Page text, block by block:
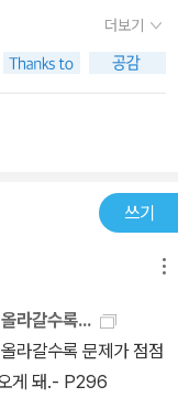
를, 자오선을, 위도선
자유를 가지고 있다.
다.어떤 일을 하든 주
이나 현상에 대한 애
한 애정을 토대로유태
용해 프리모 레비만
많은 물질적 풍요와 과
프리모 레비의 주기
될 것 같다. 물질의
성 역시 크게 변하지
든 요소들이 한 개체
학물질이 이루고 있
적으로 연결되어 있
더보기
쓰기
라갈수록...
라갈수록 문제가 점점
게 돼.- P296